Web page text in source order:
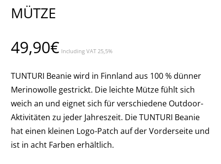
MÜTZE
49,90€ Including VAT 25,5%
TUNTURI Beanie wird in Finnland aus 100 % dünner
Merinowolle gestrickt. Die leichte Mütze fühlt sich
weich an und eignet sich für verschiedene Outdoor-
Aktivitäten zu jeder Jahreszeit. Die TUNTURI Beanie
hat einen kleinen Logo-Patch auf der Vorderseite und
ist in acht Farben erhältlich.